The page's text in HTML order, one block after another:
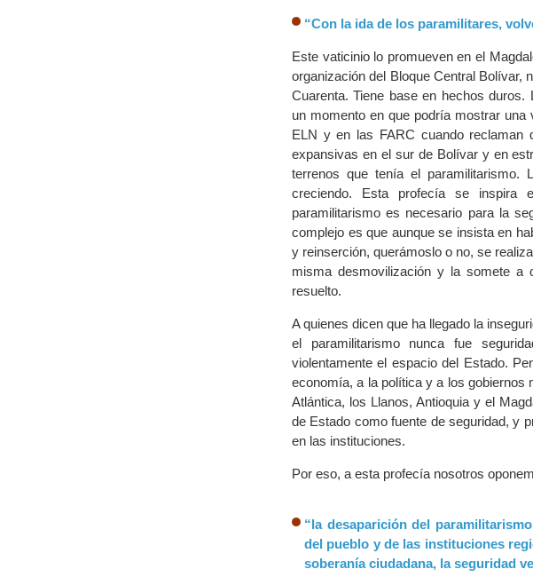
“Con la ida de los paramilitares,
Este vaticinio lo promueven en el
organización del Bloque Central Bolívar,
Cuarenta. Tiene base en hechos
un momento en que podría mostrar
ELN y en las FARC cuando
expansivas en el sur de Bolívar y en
terrenos que tenía el
creciendo. Esta profecía se inspira
paramilitarismo es necesario para la
complejo es que aunque se insista en
y reinserción, querámoslo o no, se
misma desmovilización y la somete a
resuelto.
A quienes dicen que ha llegado la
el paramilitarismo nunca fue
violentamente el espacio del Estado.
economía, a la política y a los gobiernos
Atlántica, los Llanos, Antioquia y el
de Estado como fuente de seguridad, y
en las instituciones.
Por eso, a esta profecía nosotros
“la desaparición del
del pueblo y de las instituciones
soberanía ciudadana, la seguridad